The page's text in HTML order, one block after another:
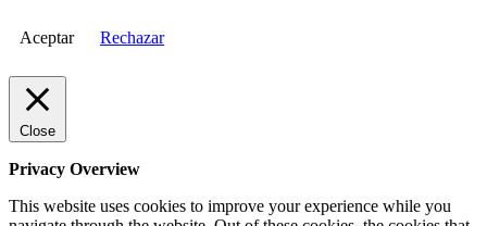
Aceptar Rechazar
Close
Privacy Overview
This website uses cookies to improve your experience while you